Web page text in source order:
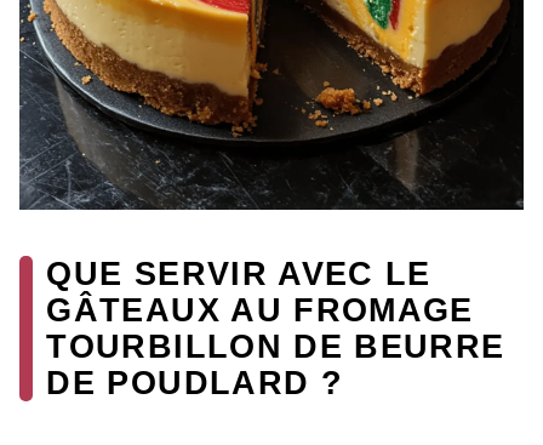
QUE SERVIR AVEC LE
GÂTEAUX AU FROMAGE
TOURBILLON DE BEURRE
DE POUDLARD ?